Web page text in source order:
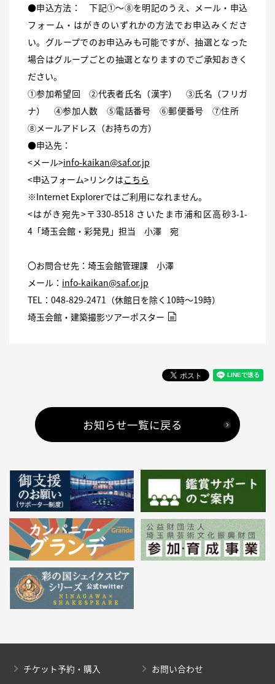
●申込方法： 下記①～⑧を明記のうえ、メール・申込
フォーム・はがきのいずれかの方法でお申込みくださ
い。グループでのお申込みも可能ですが、抽選となった
場合はグループごとの抽選となりますのでご承知おきく
ださい。
①参加希望回 ②代表者氏名（漢字） ③氏名（フリガ
ナ） ④参加人数 ⑤電話番号 ⑥郵便番号 ⑦住所
⑧メールアドレス（お持ちの方）
●申込先：
<メール>info-kaikan@saf.or.jp
<申込フォーム>リンクはこちら
※Internet Explorerではご利用になれません。
<はがき宛先>〒330-8518 さいたま市浦和区高砂3-1-
4「埼玉会館・彩発見」担当 小澤 宛
〇お問合せ先：埼玉会館管理課 小澤
メール： info-kaikan@saf.or.jp
TEL：048-829-2471（休館日を除く10時～19時）
埼玉会館・建築撮影ツアーポスター
お知らせ一覧に戻る
チケット予約・購入 お問い合わせ